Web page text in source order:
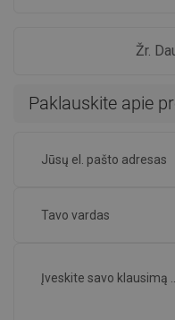
Žr.
Paklauskite apie